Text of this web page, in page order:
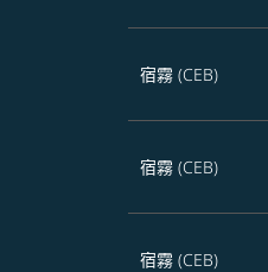
宿霧 (CEB)
宿霧 (CEB)
宿霧 (CEB)